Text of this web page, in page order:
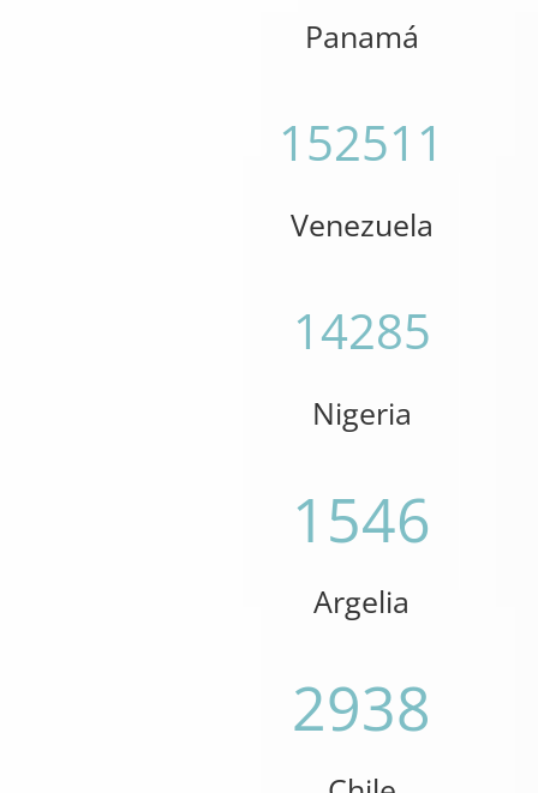
Panamá
152511
Venezuela
14285
Nigeria
1546
Argelia
2938